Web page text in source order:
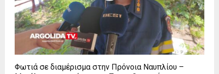
Φωτιά σε διαμέρισμα στην Πρόνοια Ναυπλίου –